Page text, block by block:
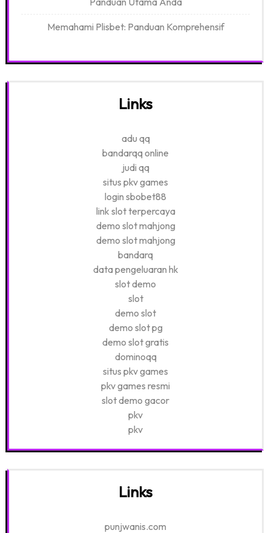
Memahami Plisbet: Panduan Komprehensif
Links
adu qq
bandarqq online
judi qq
situs pkv games
login sbobet88
link slot terpercaya
demo slot mahjong
demo slot mahjong
bandarq
data pengeluaran hk
slot demo
slot
demo slot
demo slot pg
demo slot gratis
dominoqq
situs pkv games
pkv games resmi
slot demo gacor
pkv
pkv
Links
punjwanis.com